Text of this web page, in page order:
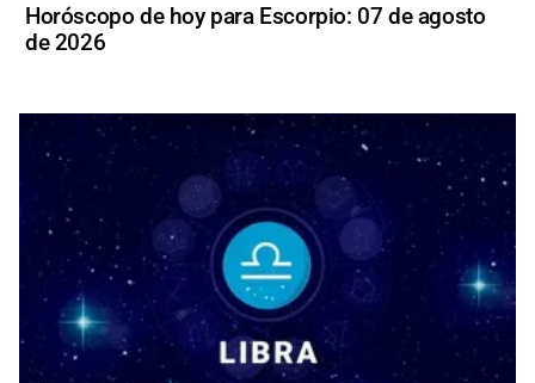
Horóscopo de hoy para Escorpio: 07 de agosto
de 2026